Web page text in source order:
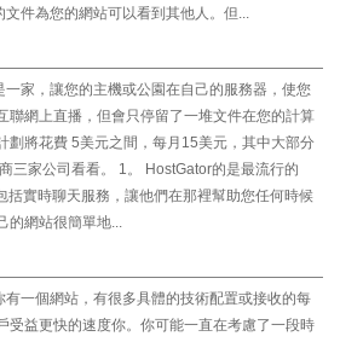
件為您的網站可以看到其他人。但...
家，讓您的主機或公園在自己的服務器，使您
聯網上直播，但會只停留了一堆文件在您的計算
劃將花費 5美元之間，每月15美元，其中大部分
三家公司看看。 1。 HostGator的是最流行的
實時聊天服務，讓他們在那裡幫助您任何時候
的網站很簡單地...
一個網站，有很多具體的技術配置或接收的每
受益更快的速度你。你可能一直在考慮了一段時